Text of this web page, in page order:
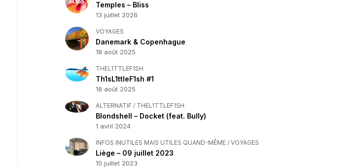
Temples – Bliss
13 juillet 2026
VOYAGES
Danemark & Copenhague
18 août 2025
THEL1TTLEF1SH
Th1sL1ttleF1sh #1
18 août 2025
ALTERNATIF / THEL1TTLEF1SH
Blondshell – Docket (feat. Bully)
1 avril 2024
INFOS INUTILES MAIS UTILES QUAND-MÊME / VOYAGES
Liège – 09 juillet 2023
10 juillet 2023